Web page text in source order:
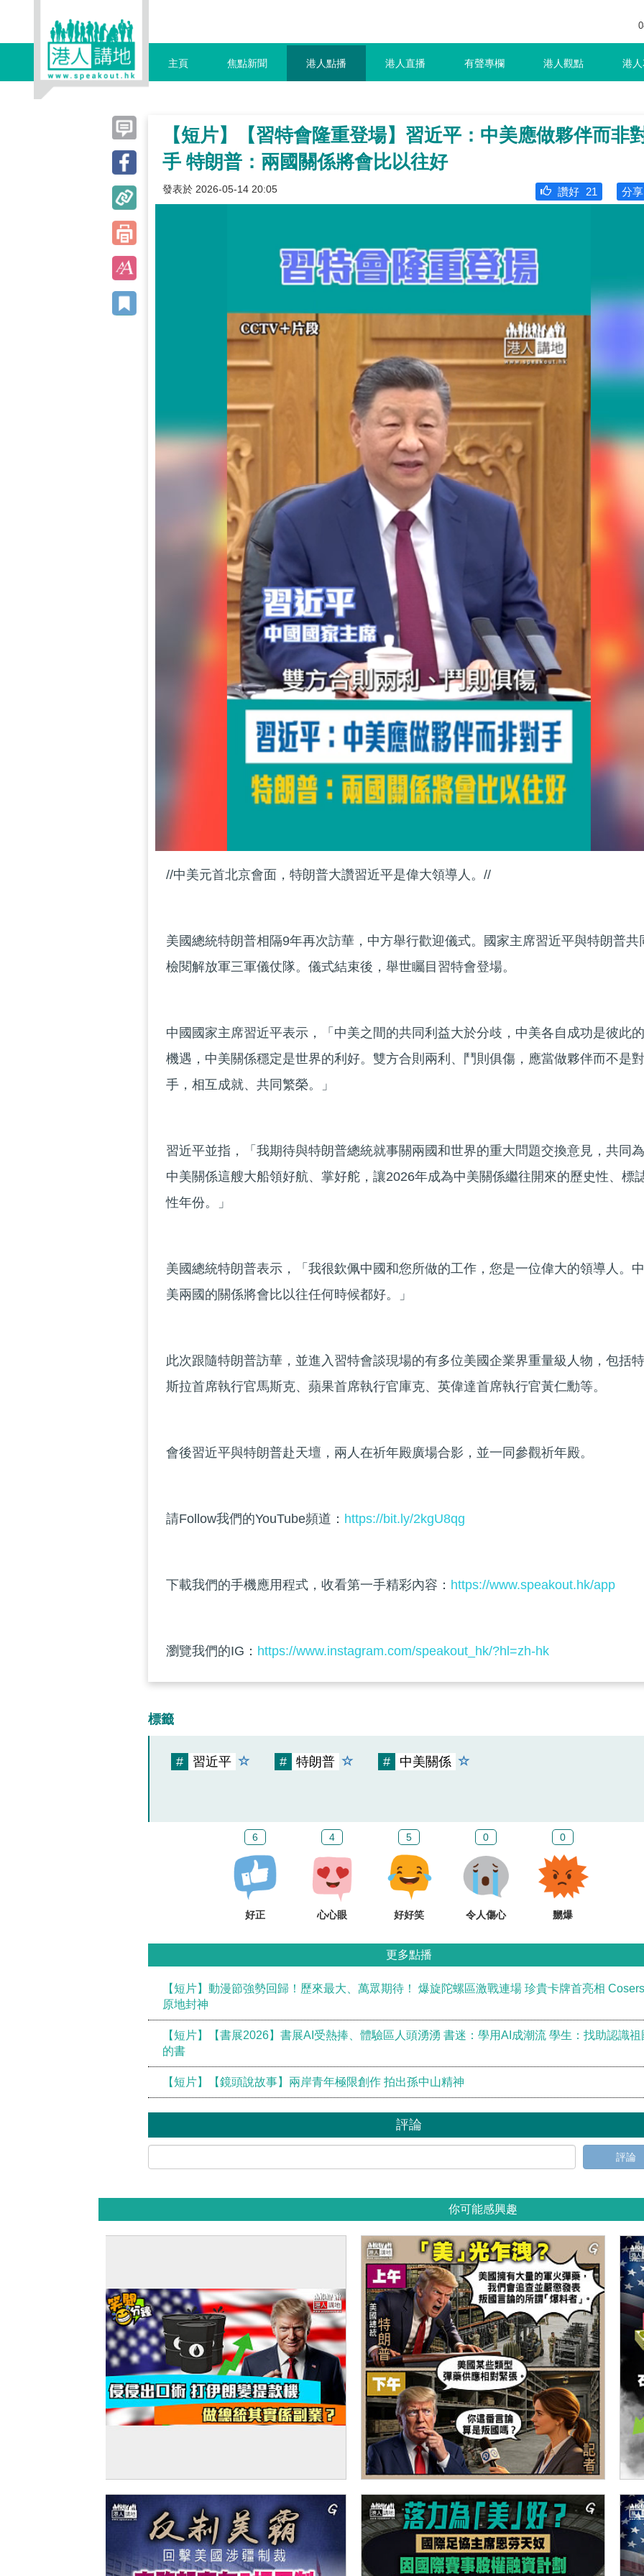
主頁 焦點新聞 港人點播 港人直播 有聲專欄 港人觀點 港
【短片】【習特會隆重登場】習近平：中美應做夥伴而非
手 特朗普：兩國關係將會比以往好
發表於 2026-05-14 20:05 分享
讚好 21
//中美元首北京會面，特朗普大讚習近平是偉大領導人。//
美國總統特朗普相隔9年再次訪華，中方舉行歡迎儀式。國家主席習近平與特朗普共
檢閱解放軍三軍儀仗隊。儀式結束後，舉世矚目習特會登場。
中國國家主席習近平表示，「中美之間的共同利益大於分歧，中美各自成功是彼此的
機遇，中美關係穩定是世界的利好。雙方合則兩利、鬥則俱傷，應當做夥伴而不是對
手，相互成就、共同繁榮。」
習近平並指，「我期待與特朗普總統就事關兩國和世界的重大問題交換意見，共同為
中美關係這艘大船領好航、掌好舵，讓2026年成為中美關係繼往開來的歷史性、標
性年份。」
美國總統特朗普表示，「我很欽佩中國和您所做的工作，您是一位偉大的領導人。中
美兩國的關係將會比以往任何時候都好。」
此次跟隨特朗普訪華，並進入習特會談現場的有多位美國企業界重量級人物，包括特
斯拉首席執行官馬斯克、蘋果首席執行官庫克、英偉達首席執行官黃仁勳等。
會後習近平與特朗普赴天壇，兩人在祈年殿廣場合影，並一同參觀祈年殿。
請Follow我們的YouTube頻道： https://bit.ly/2kgU8qg
下載我們的手機應用程式，收看第一手精彩內容： https://www.speakout.hk/app
瀏覽我們的IG： https://www.instagram.com/speakout_hk/?hl=zh-hk
標籤
# 習近平 # 特朗普 # 中美關係
6
好正
4
心心眼
5
好好笑
0
令人傷心
0
嬲爆
更多點播
【短片】動漫節強勢回歸！歷來最大、萬眾期待！ 爆旋陀螺區激戰連場 珍貴卡牌首亮相 Cosers
原地封神
【短片】【書展2026】書展AI受熱捧、體驗區人頭湧湧 書迷：學用AI成潮流 學生：找助認識祖
的書
【短片】【鏡頭說故事】兩岸青年極限創作 拍出孫中山精神
評論
評論
你可能感興趣
變提款機 做總統其實係副業？